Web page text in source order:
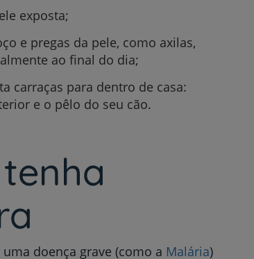
exposta;
e pregas da pele, como axilas,
ao final do dia;
carraças para dentro de casa:
e o pêlo do seu cão.
doença grave (como a Malária)